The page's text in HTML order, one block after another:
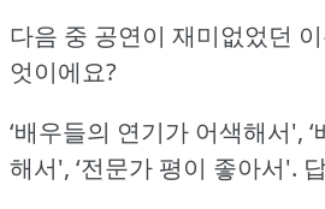
다음 중 공연이 재미없었던
엇이에요?
‘배우들의 연기가 어색해서',
해서', ‘전문가 평이 좋아서'.